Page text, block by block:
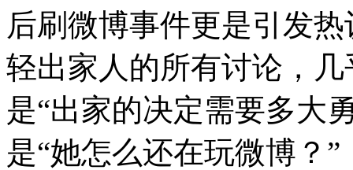
后刷微博事件更是引发
轻出家人的所有讨论，
是“出家的决定需要多大
是“她怎么还在玩微博？”